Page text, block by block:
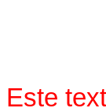
Este